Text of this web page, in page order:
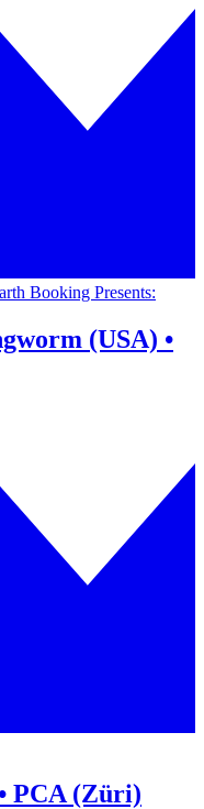
Booking Presents:
(USA) •
PCA (Züri)